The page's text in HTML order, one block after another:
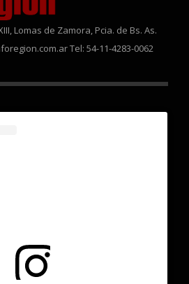
Lomas de Zamora, Pcia. de Bs. As.
Tel: 54-11-4283-0062